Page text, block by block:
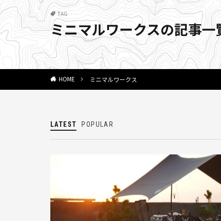
TAG
ミニマルワークスの記事一
HOME ミニマルワークス
LATEST POPULAR